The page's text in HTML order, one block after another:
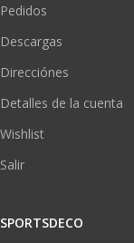
Pedidos
Descargas
Direcciónes
Detalles de la cuenta
Wishlist
Salir
SPORTSDECO